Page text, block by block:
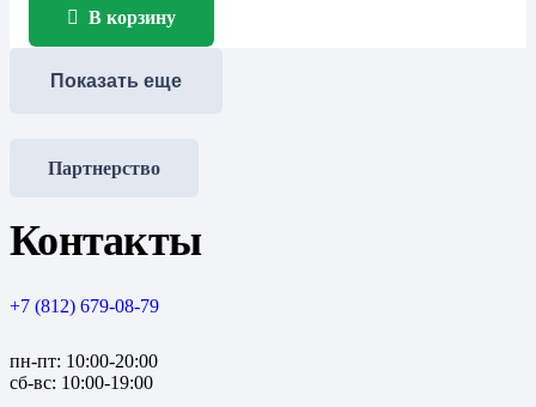
В корзину
Показать еще
Партнерство
Контакты
+7 (812) 679-08-79
пн-пт: 10:00-20:00
сб-вс: 10:00-19:00